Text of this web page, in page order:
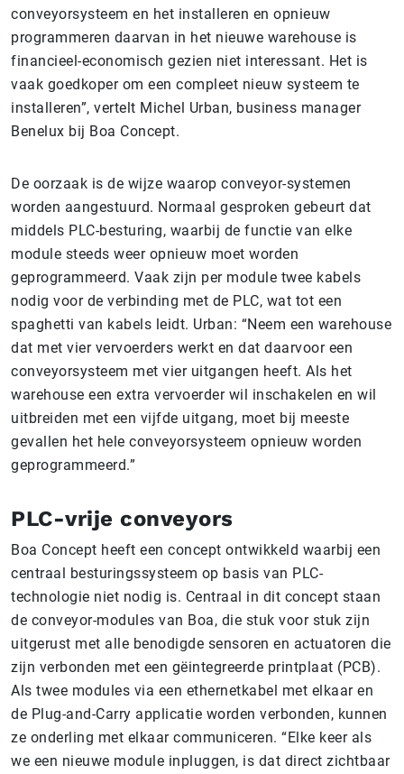
conveyorsysteem en het installeren en opnieuw
programmeren daarvan in het nieuwe warehouse is
financieel-economisch gezien niet interessant. Het is
vaak goedkoper om een compleet nieuw systeem te
installeren”, vertelt Michel Urban, business manager
Benelux bij Boa Concept.
De oorzaak is de wijze waarop conveyor-systemen
worden aangestuurd. Normaal gesproken gebeurt dat
middels PLC-besturing, waarbij de functie van elke
module steeds weer opnieuw moet worden
geprogrammeerd. Vaak zijn per module twee kabels
nodig voor de verbinding met de PLC, wat tot een
spaghetti van kabels leidt. Urban: “Neem een warehouse
dat met vier vervoerders werkt en dat daarvoor een
conveyorsysteem met vier uitgangen heeft. Als het
warehouse een extra vervoerder wil inschakelen en wil
uitbreiden met een vijfde uitgang, moet bij meeste
gevallen het hele conveyorsysteem opnieuw worden
geprogrammeerd.”
PLC-vrije conveyors
Boa Concept heeft een concept ontwikkeld waarbij een
centraal besturingssysteem op basis van PLC-
technologie niet nodig is. Centraal in dit concept staan
de conveyor-modules van Boa, die stuk voor stuk zijn
uitgerust met alle benodigde sensoren en actuatoren die
zijn verbonden met een gëintegreerde printplaat (PCB).
Als twee modules via een ethernetkabel met elkaar en
de Plug-and-Carry applicatie worden verbonden, kunnen
ze onderling met elkaar communiceren. “Elke keer als
we een nieuwe module inpluggen, is dat direct zichtbaar